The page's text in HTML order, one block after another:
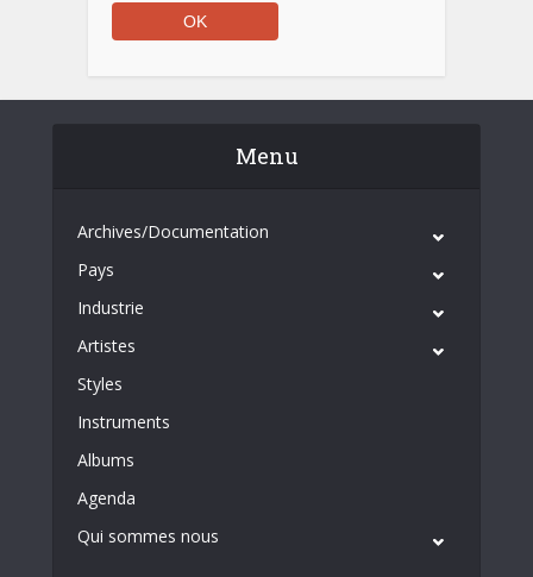
Menu
Archives/Documentation
Pays
Industrie
Artistes
Styles
Instruments
Albums
Agenda
Qui sommes nous